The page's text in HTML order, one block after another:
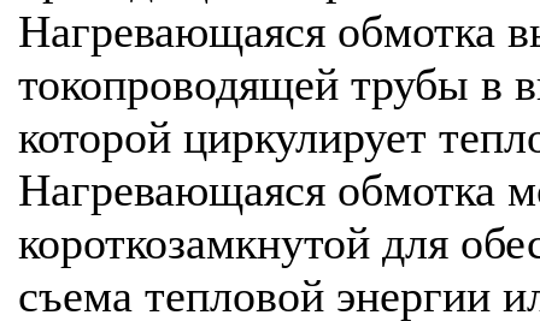
Нагревающаяся обмотка
токопроводящей трубы в
которой циркулирует
Нагревающаяся обмотка
короткозамкнутой для
съема тепловой энергии